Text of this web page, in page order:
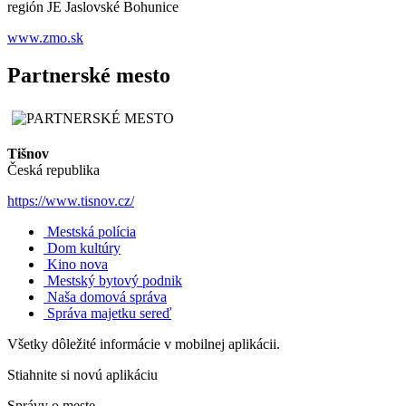
región JE Jaslovské Bohunice
www.zmo.sk
Partnerské mesto
Tišnov
Česká republika
https://www.tisnov.cz/
Mestská polícia
Dom kultúry
Kino nova
Mestský bytový podnik
Naša domová správa
Správa majetku sereď
Všetky dôležité informácie v mobilnej aplikácii.
Stiahnite si novú aplikáciu